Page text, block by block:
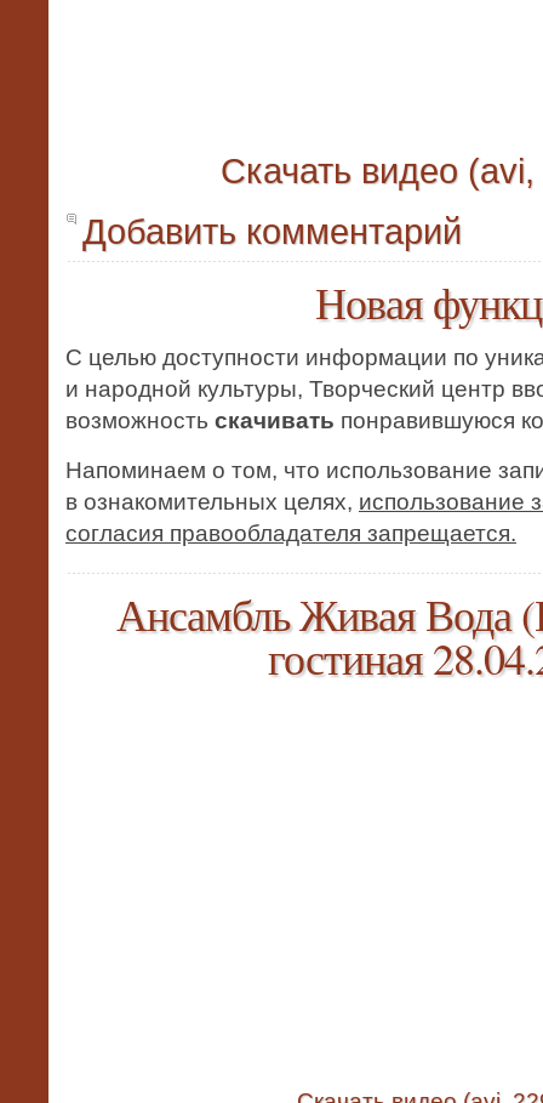
Скачать видео
Добавить комментарий
Новая
С целью доступности информации по
и народной культуры, Творческий центр
возможность скачивать понравившуюся
Напоминаем о том, что использование
в ознакомительных целях, использование
согласия правообладателя запрещается.
Ансамбль Живая Вода
гостиная